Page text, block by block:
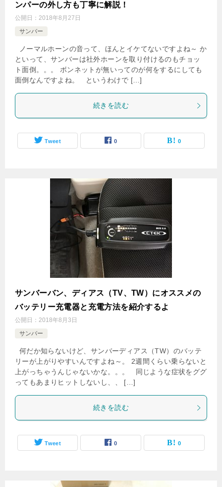
ンパーの外し方も丁寧に解説！
公開日： 2018年8月27日
サンバー
ノーマルホーンの音って、ほんとイケてないですよね～ か
といって、サンバーは社外ホーンを取り付けるのもチョッ
ト面倒。。。 ボンネットが無いってのが何をするにしても
面倒なんですよね。 というわけで […]
続きを読む
Tweet 0 0
サンバーバン、ディアス（TV、TW）にオススメの
バッテリー充電器と充電方法を紹介するよ
公開日： 2018年8月3日
サンバー
何だか知らないけど、サンバーディアス（TW）のバッテ
リーが上がりやすいんですよね～。 2週間くらい乗らないと
上がっちゃうんじゃないかな。。。 同じような症状をググ
ってもあまりヒットしないし、、 […]
続きを読む
Tweet 0 0